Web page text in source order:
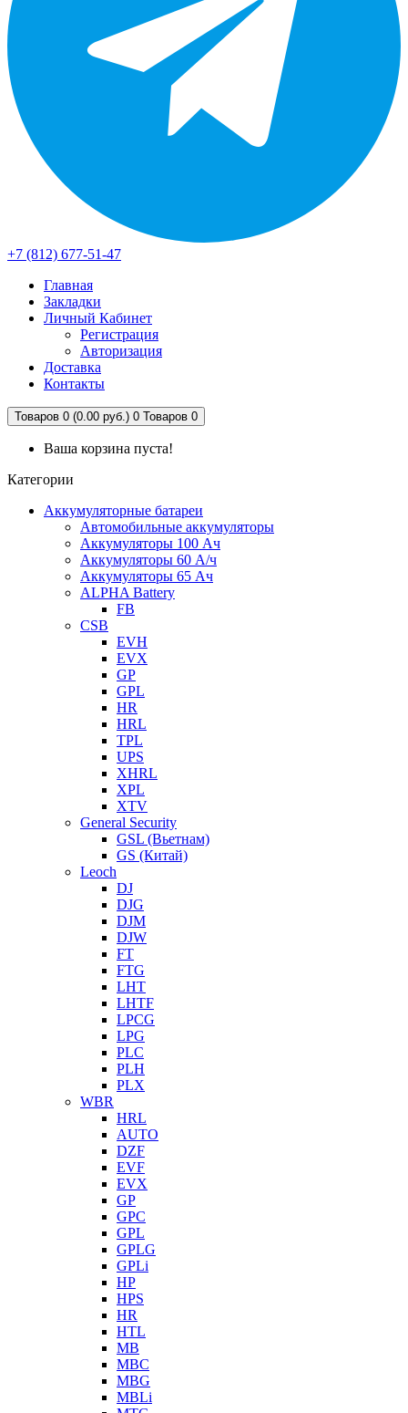
+7 (812) 677-51-47
Главная
Закладки
Личный Кабинет
Регистрация
Авторизация
Доставка
Контакты
Товаров 0 (0.00 руб.) 0 Товаров 0
Ваша корзина пуста!
Категории
Аккумуляторные батареи
Автомобильные аккумуляторы
Аккумуляторы 100 Ач
Аккумуляторы 60 А/ч
Аккумуляторы 65 Ач
ALPHA Battery
FB
CSB
EVH
EVX
GP
GPL
HR
HRL
TPL
UPS
XHRL
XPL
XTV
General Security
GSL (Вьетнам)
GS (Китай)
Leoch
DJ
DJG
DJM
DJW
FT
FTG
LHT
LHTF
LPCG
LPG
PLC
PLH
PLX
WBR
HRL
AUTO
DZF
EVF
EVX
GP
GPC
GPL
GPLG
GPLi
HP
HPS
HR
HTL
MB
MBC
MBG
MBLi